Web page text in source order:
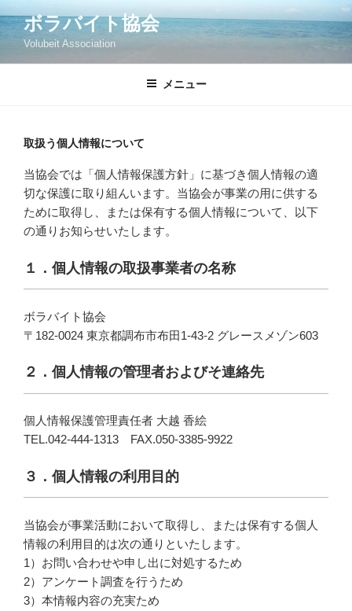
ン
ン
ボラバイト協会
Volubeit Association
メニュー
取扱う個人情報について
当協会では「個人情報保護方針」に基づき個人情報の適
切な保護に取り組んいます。当協会が事業の用に供する
ために取得し、または保有する個人情報について、以下
の通りお知らせいたします。
１．個人情報の取扱事業者の名称
ボラバイト協会
〒182-0024 東京都調布市布田1-43-2 グレースメゾン603
２．個人情報の管理者およびそ連絡先
個人情報保護管理責任者 大越 香絵
TEL.042-444-1313 FAX.050-3385-9922
３．個人情報の利用目的
当協会が事業活動において取得し、または保有する個人
情報の利用目的は次の通りといたします。
1）お問い合わせや申し出に対処するため
2）アンケート調査を行うため
3）本情報内容の充実ため